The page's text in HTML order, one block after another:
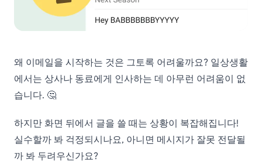
왜 이메일을 시작하는 것은 그토록 어려울까요? 일상생활
에서는 상사나 동료에게 인사하는 데 아무런 어려움이 없
습니다. 🤔
하지만 화면 뒤에서 글을 쓸 때는 상황이 복잡해집니다!
실수할까 봐 걱정되시나요, 아니면 메시지가 잘못 전달될
까 봐 두려우신가요?